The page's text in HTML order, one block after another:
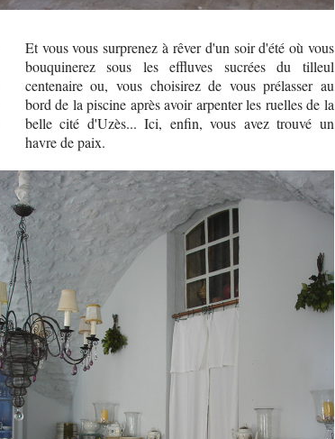
Et vous vous surprenez à rêver d'un soir d'été où vous
bouquinerez sous les effluves sucrées du tilleul
centenaire ou, vous choisirez de vous prélasser au
bord de la piscine après avoir arpenter les ruelles de la
belle cité d'Uzès... Ici, enfin, vous avez trouvé un
havre de paix.